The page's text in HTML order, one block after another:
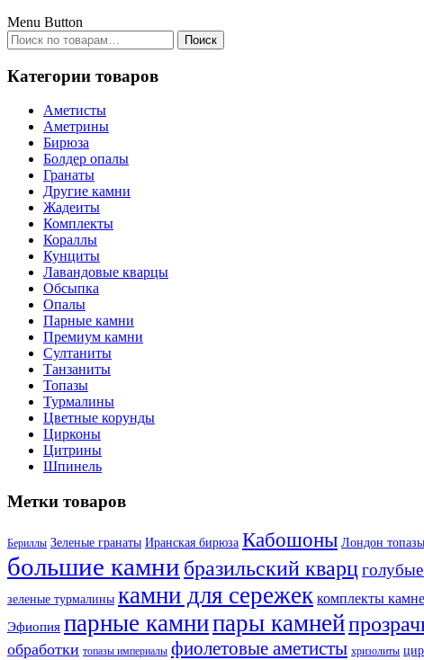
Menu Button
Искать:
Поиск
Категории товаров
Аметисты
Аметрины
Бирюза
Болдер опалы
Гранаты
Другие камни
Жадеиты
Комплекты
Кораллы
Кунциты
Лавандовые кварцы
Обсыпка
Опалы
Парные камни
Премиум камни
Султаниты
Танзаниты
Топазы
Турмалины
Цветные корунды
Цирконы
Цитрины
Шпинель
Метки товаров
Бериллы Зеленые гранаты Иранская бирюза Кабошоны Лондон топазы
большие камни бразильский кварц
зеленые турмалины камни для сережек комплекты
Эфиопия парные камнипары камней
обработки топазы империалы фиолетовые аметисты хризолиты